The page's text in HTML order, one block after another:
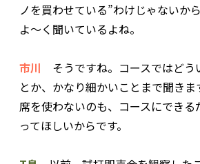
ノを買わせている”わけじゃないか
よ〜く聞いているよね。
市川 そうですね。コースではどう
とか、かなり細かいことまで聞きま
席を使わないのも、コースにできる
ってほしいからです。